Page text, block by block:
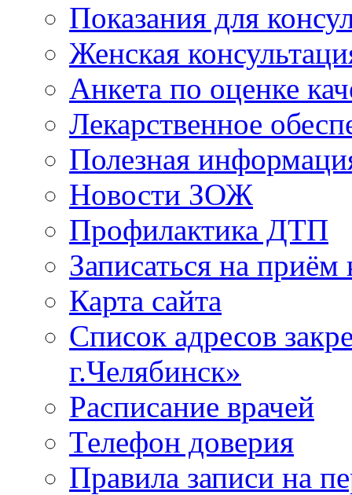
Показания для
Женская
Анкета по оценке
Лекарственное
Полезная
Новости ЗОЖ
Профилактика ДТП
Записаться на приём
Карта сайта
Список адресов
г.Челябинск»
Расписание врачей
Телефон доверия
Правила записи на